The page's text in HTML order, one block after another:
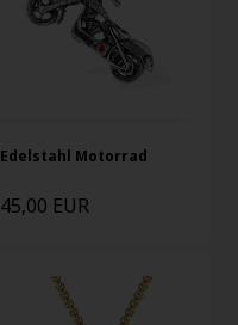
Edelstahl Motorrad
45,00 EUR